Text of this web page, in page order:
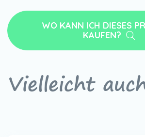
WO KANN ICH DIESES
KAUFEN?
Vielleicht